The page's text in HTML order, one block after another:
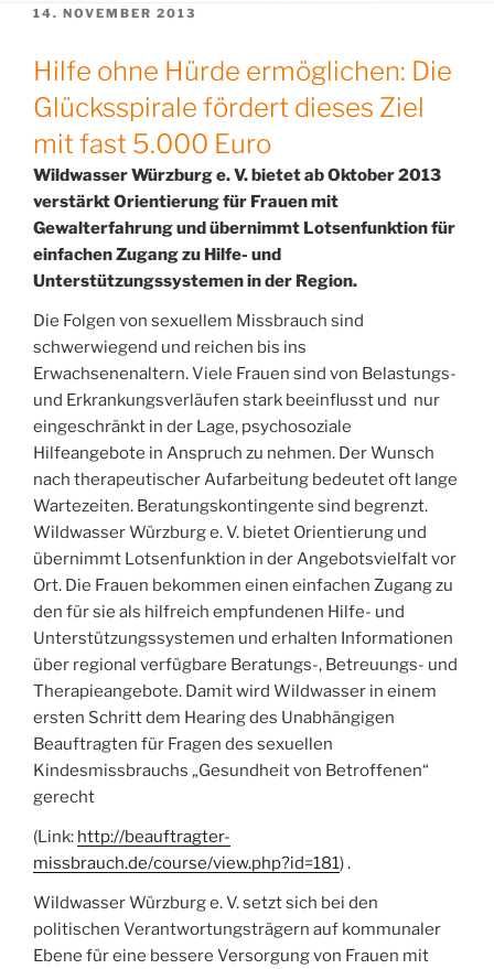
VERÖFFENTLICHT
14. NOVEMBER 2013
Hilfe ohne Hürde ermöglichen: Die
Glücksspirale fördert dieses Ziel
mit fast 5.000 Euro
Wildwasser Würzburg e. V. bietet ab Oktober 2013
verstärkt Orientierung für Frauen mit
Gewalterfahrung und übernimmt Lotsenfunktion für
einfachen Zugang zu Hilfe- und
Unterstützungssystemen in der Region.
Die Folgen von sexuellem Missbrauch sind
schwerwiegend und reichen bis ins
Erwachsenenaltern. Viele Frauen sind von Belastungs-
und Erkrankungsverläufen stark beeinflusst und nur
eingeschränkt in der Lage, psychosoziale
Hilfeangebote in Anspruch zu nehmen. Der Wunsch
nach therapeutischer Aufarbeitung bedeutet oft lange
Wartezeiten. Beratungskontingente sind begrenzt.
Wildwasser Würzburg e. V. bietet Orientierung und
übernimmt Lotsenfunktion in der Angebotsvielfalt vor
Ort. Die Frauen bekommen einen einfachen Zugang zu
den für sie als hilfreich empfundenen Hilfe- und
Unterstützungssystemen und erhalten Informationen
über regional verfügbare Beratungs-, Betreuungs- und
Therapieangebote. Damit wird Wildwasser in einem
ersten Schritt dem Hearing des Unabhängigen
Beauftragten für Fragen des sexuellen
Kindesmissbrauchs „Gesundheit von Betroffenen“
gerecht
(Link: http://beauftragter-
missbrauch.de/course/view.php?id=181) .
Wildwasser Würzburg e. V. setzt sich bei den
politischen Verantwortungsträgern auf kommunaler
Ebene für eine bessere Versorgung von Frauen mit